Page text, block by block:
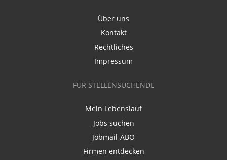
Über uns
Kontakt
Rechtliches
Impressum
FÜR STELLENSUCHENDE
Mein Lebenslauf
Jobs suchen
Jobmail-ABO
Firmen entdecken